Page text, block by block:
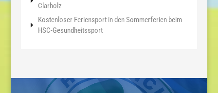
Clarholz
Kostenloser Feriensport in den Sommerferien beim
HSC-Gesundheitssport